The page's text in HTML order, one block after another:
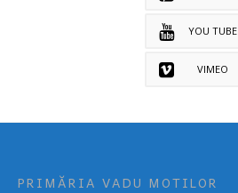
YOU TUBE
VIMEO
PRIMĂRIA VADU MOTILOR